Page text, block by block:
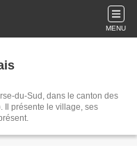
MENU
du-Sud, dans le canton des
Il présente le village, ses